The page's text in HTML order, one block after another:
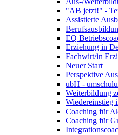
"AB jetzt!" -
Assistierte
EQ
Erziehung in
Fachwirt/in
Neuer Start
Perspektive
ubH -
Weiterbildung
Wiedereinstieg
Coaching für
Coaching für